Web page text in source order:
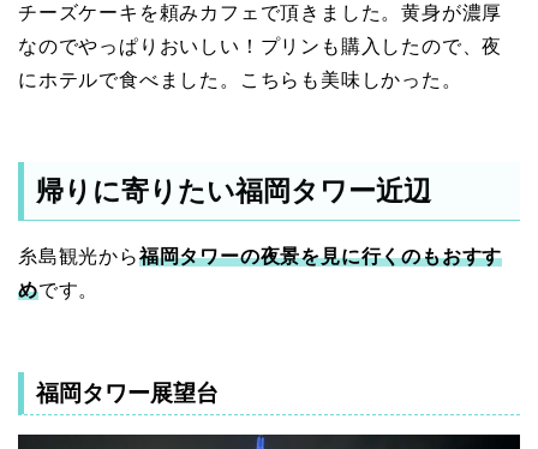
チーズケーキを頼みカフェで頂きました。黄身が濃厚
なのでやっぱりおいしい！プリンも購入したので、夜
にホテルで食べました。こちらも美味しかった。
帰りに寄りたい福岡タワー近辺
糸島観光から福岡タワーの夜景を見に行くのもおすす
めです。
福岡タワー展望台